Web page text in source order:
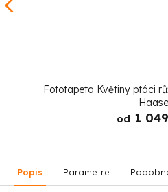
Fototapeta Květiny ptáci
Haase
od 1
Popis Parametre